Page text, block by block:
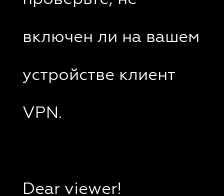
включен ли на вашем
устройстве клиент
VPN.
Dear viewer!